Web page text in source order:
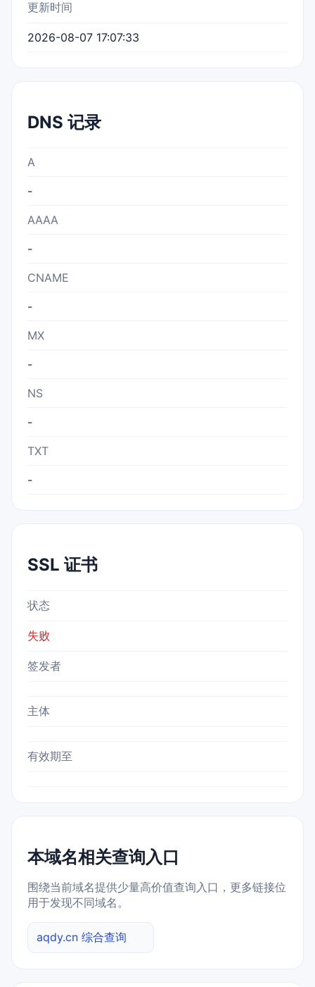
更新时间
2026-08-07 17:07:33
DNS 记录
A
-
AAAA
-
CNAME
-
MX
-
NS
-
TXT
-
SSL 证书
状态
失败
签发者
主体
有效期至
本域名相关查询入口
围绕当前域名提供少量高价值查询入口，更多链接位
用于发现不同域名。
aqdy.cn 综合查询